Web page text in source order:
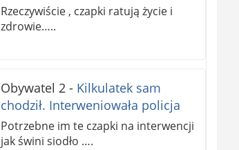
Rzeczywiście , czapki ratują życie i
zdrowie…..
Obywatel 2- Kilkulatek sam
chodził. Interweniowała policja
Potrzebne im te czapki na interwencji
jak świni siodło ….